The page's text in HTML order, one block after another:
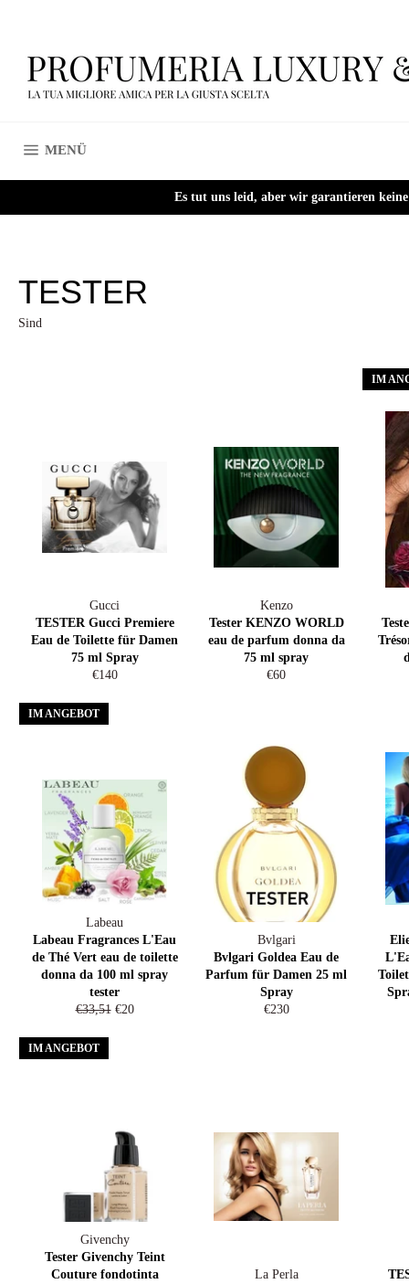
MENÜSEITENNAVIGATION
Es tut uns leid, aber wir garantieren
TESTER
Sind
Gucci
TESTER Gucci Premiere
Eau de Toilette für Damen
75 ml Spray
Normaler
€140
Kenzo
Tester KENZO WORLD
eau de parfum donna da
75 ml spray
Normaler
€60
IM
Labeau
Labeau Fragrances L'Eau
de Thé Vert eau de toilette
donna da 100 ml spray
tester
Normaler
€33,51 Sonderpreis
€20
IM ANGEBOT
Bvlgari
Bvlgari Goldea Eau de
Parfum für Damen 25 ml
Spray
Normaler
€230
Givenchy
Tester Givenchy Teint
Couture fondotinta
IM ANGEBOT
La Perla